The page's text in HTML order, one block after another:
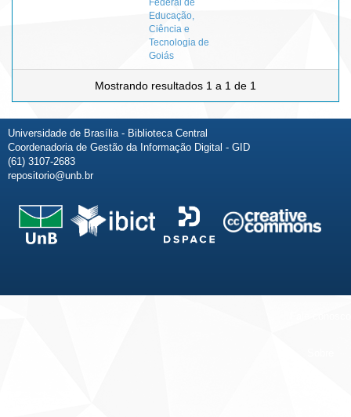
Educação,
Ciência e
Tecnologia de
Goiás
Mostrando resultados 1 a 1 de 1
Universidade de Brasília - Biblioteca Central
Coordenadoria de Gestão da Informação Digital - GID
(61) 3107-2683
repositorio@unb.br